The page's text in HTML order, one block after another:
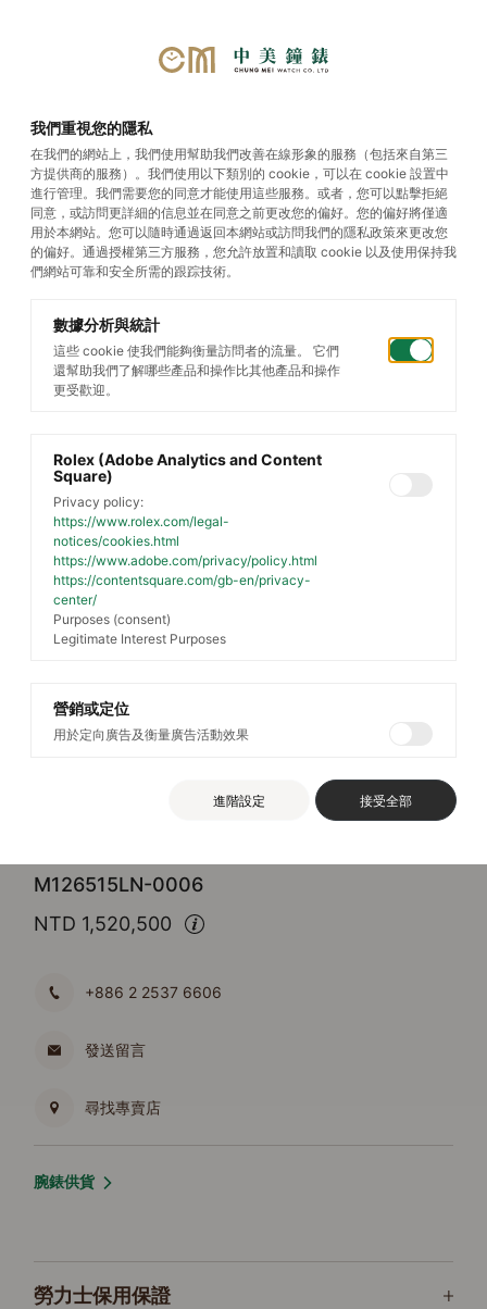
Cosmograph Daytona
Cosmograph Daytona
M126515LN-0006
NTD 1,520,500
+886 2 2537 6606
發送留言
尋找專賣店
腕錶供貨
勞力士保用保證
我們重視您的隱私
在我們的網站上，我們使用幫助我們改善在線形象的服務（包括來自第三
方提供商的服務）。我們使用以下類別的 cookie，可以在 cookie 設置中
進行管理。我們需要您的同意才能使用這些服務。或者，您可以點擊拒絕
同意，或訪問更詳細的信息並在同意之前更改您的偏好。您的偏好將僅適
用於本網站。您可以隨時通過返回本網站或訪問我們的隱私政策來更改您
的偏好。通過授權第三方服務，您允許放置和讀取 cookie 以及使用保持我
們網站可靠和安全所需的跟踪技術。
數據分析與統計
這些 cookie 使我們能夠衡量訪問者的流量。 它們
還幫助我們了解哪些產品和操作比其他產品和操作
更受歡迎。
Rolex (Adobe Analytics and Content
Square)
Privacy policy:
https://www.rolex.com/legal-
notices/cookies.html
https://www.adobe.com/privacy/policy.html
https://contentsquare.com/gb-en/privacy-
center/
Purposes (consent)
Legitimate Interest Purposes
營銷或定位
用於定向廣告及衡量廣告活動效果
進階設定 接受全部